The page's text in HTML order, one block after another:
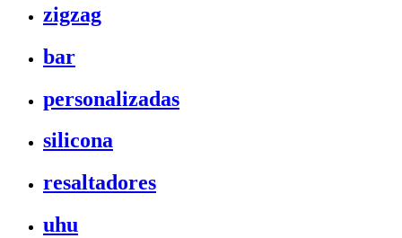
zigzag
bar
personalizadas
silicona
resaltadores
uhu